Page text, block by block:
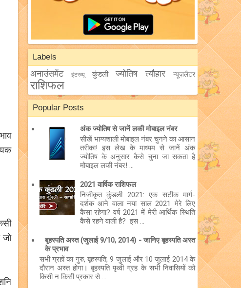
Labels
अनाउंसमेंट इंटरव्यू कुंडली ज्योतिष त्यौहार न्यूज़लैटर
राशिफल
Popular Posts
अंक ज्योतिष से जानें लकी मोबाइल नंबर
सीखें भाग्यशाली मोबाइल नंबर चुनने का आसान
तरीका! इस लेख के माध्यम से जानें अंक
ज्योतिष के अनुसार कैसे चुना जा सकता है
मोबाइल लकी नंबर! ...
2021 वार्षिक राशिफल
निजीकृत कुंडली 2021: एक सटीक मार्ग-
दर्शक आने वाला नया साल 2021 मेरे लिए
कैसा रहेगा? वर्ष 2021 में मेरी आर्थिक स्थिति
कैसे रहने वाली है? इस ...
बृहस्पति अस्त (जुलाई 9/10, 2014) - जानिए बृहस्पति अस्त
के प्रभाव
सभी ग्रहों का गुरु, बृहस्पति, 9 जुलाई और 10 जुलाई 2014 के
दौरान अस्त होगा। बृहस्पति पृथ्वी ग्रह के सभी निवासियों को
किसी न किसी प्रकार से ...